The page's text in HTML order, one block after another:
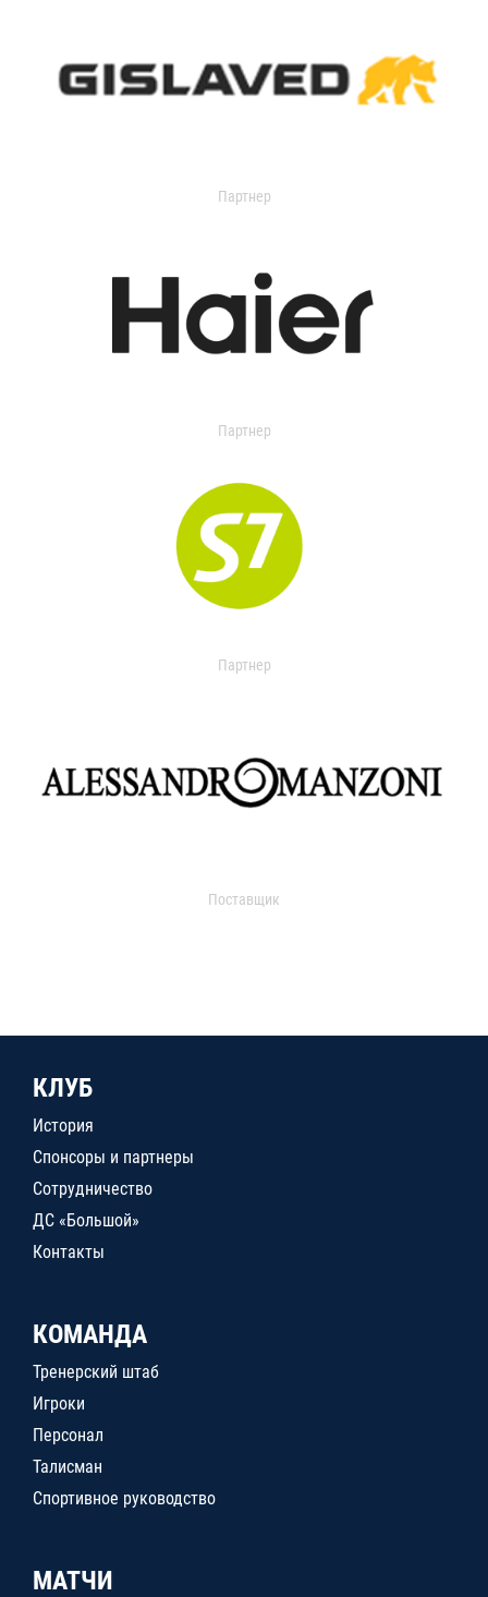
Партнер
Партнер
Партнер
Поставщик
КЛУБ
История
Спонсоры и партнеры
Сотрудничество
ДС «Большой»
Контакты
КОМАНДА
Тренерский штаб
Игроки
Персонал
Талисман
Спортивное руководство
МАТЧИ